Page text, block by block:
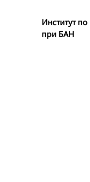
Институт
при БАН